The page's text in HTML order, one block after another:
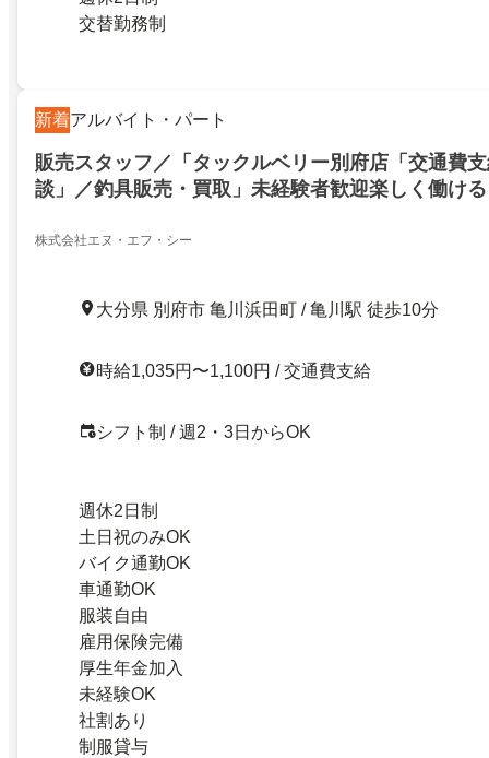
交替勤務制
新着アルバイト・パート
販売スタッフ／「タックルベリー別府店「交通費
談」／釣具販売・買取」未経験者歓迎楽しく働ける
株式会社エヌ・エフ・シー
大分県 別府市 亀川浜田町 / 亀川駅 徒歩10分
時給1,035円〜1,100円 / 交通費支給
シフト制 / 週2・3日からOK
週休2日制
土日祝のみOK
バイク通勤OK
車通勤OK
服装自由
雇用保険完備
厚生年金加入
未経験OK
社割あり
制服貸与